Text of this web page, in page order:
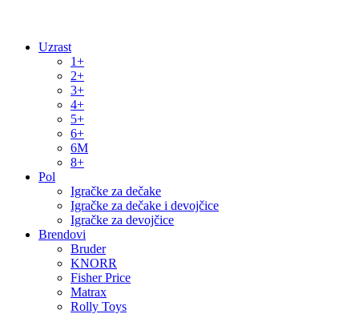
Uzrast
1+
2+
3+
4+
5+
6+
6M
8+
Pol
Igračke za dečake
Igračke za dečake i devojčice
Igračke za devojčice
Brendovi
Bruder
KNORR
Fisher Price
Matrax
Rolly Toys